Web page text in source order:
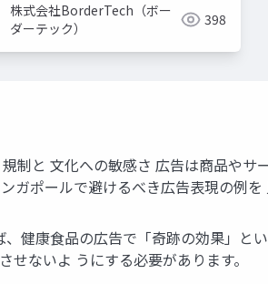
株式会社BorderTech（ボー
ダーテック）
398
制と 文化への敏感さ 広告は商品や
ガポールで避けるべき広告表現の例を
健康食品の広告で「奇跡の効果」
ないよ うにする必要があります。